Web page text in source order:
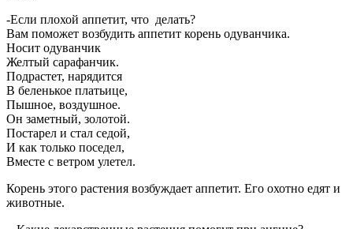
-Если плохой аппетит, что делать?
Вам поможет возбудить аппетит корень одуванчика.
Носит одуванчик
Желтый сарафанчик.
Подрастет, нарядится
В беленькое платьице,
Пышное, воздушное.
Он заметный, золотой.
Постарел и стал седой,
И как только поседел,
Вместе с ветром улетел.
Корень этого растения возбуждает аппетит. Его охотно едят и
животные.